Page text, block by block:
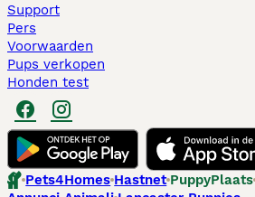
Support
Pers
Voorwaarden
Pups verkopen
Honden test
Pets4Homes Hastnet PuppyPlaats